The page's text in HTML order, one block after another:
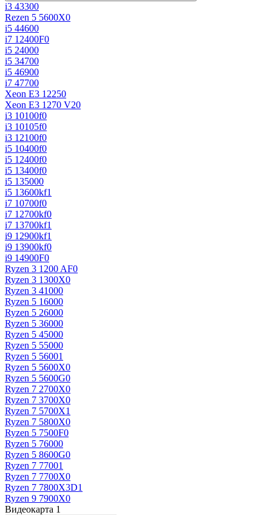
i3 43300
Rezen 5 5600X0
i5 44600
i7 12400F0
i5 24000
i5 34700
i5 46900
i7 47700
Xeon E3 12250
Xeon E3 1270 V20
i3 10100f0
i3 10105f0
i3 12100f0
i5 10400f0
i5 12400f0
i5 13400f0
i5 135000
i5 13600kf1
i7 10700f0
i7 12700kf0
i7 13700kf1
i9 12900kf1
i9 13900kf0
i9 14900F0
Ryzen 3 1200 AF0
Ryzen 3 1300X0
Ryzen 3 41000
Ryzen 5 16000
Ryzen 5 26000
Ryzen 5 36000
Ryzen 5 45000
Ryzen 5 55000
Ryzen 5 56001
Ryzen 5 5600X0
Ryzen 5 5600G0
Ryzen 7 2700X0
Ryzen 7 3700X0
Ryzen 7 5700X1
Ryzen 7 5800X0
Ryzen 5 7500F0
Ryzen 5 76000
Ryzen 5 8600G0
Ryzen 7 77001
Ryzen 7 7700X0
Ryzen 7 7800X3D1
Ryzen 9 7900X0
Видеокарта 1